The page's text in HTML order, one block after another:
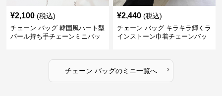
¥2,100 (税込)
チェーン バッグ 韓国風ハート型
パール持ち手チェーンミニバッ
¥2,440 (税込)
チェーン バッグ キラキラ輝くラ
インストーン巾着チェーンバッ
チェーン バッグのミニ一覧へ ›